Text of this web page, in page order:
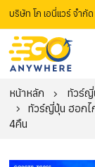
บริษัท โก เอนี่แวร์ จำกัด
หน้าหลัก
ทัวร์ญี่
ทัวร์ญี่ปุ่น ฮอกไ
4คืน